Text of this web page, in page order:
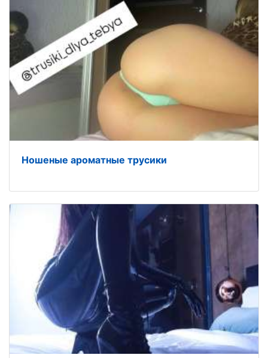
Ношеные ароматные трусики